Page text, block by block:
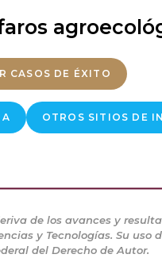
CASOS DE ÉXITO
OTROS SITIOS DE
de los avances y
y Tecnologías. Su uso
del Derecho de Autor.